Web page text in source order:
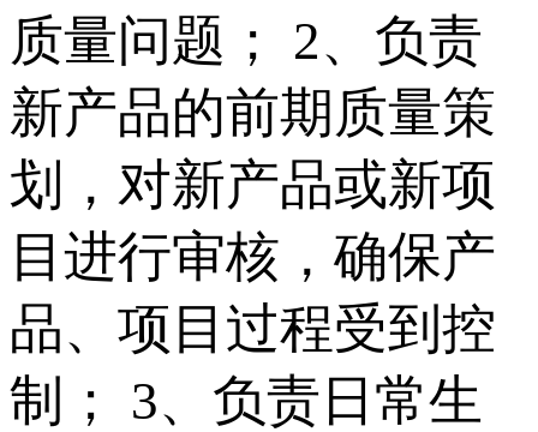
质量问题； 2、负责
新产品的前期质量策
划，对新产品或新项
目进行审核，确保产
品、项目过程受到控
制； 3、负责日常生